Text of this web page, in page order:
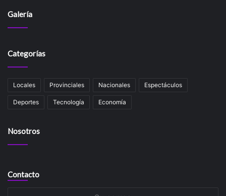
Galería
Categorías
Locales Provinciales Nacionales Espectáculos
Deportes Tecnología Economía
Nosotros
Contacto